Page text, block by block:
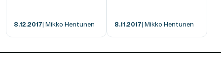
8.12.2017| Mikko Hentunen 8.11.2017| Mikko Hentunen